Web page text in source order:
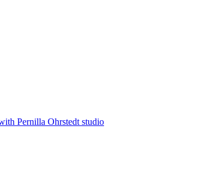
Pernilla Ohrstedt studio